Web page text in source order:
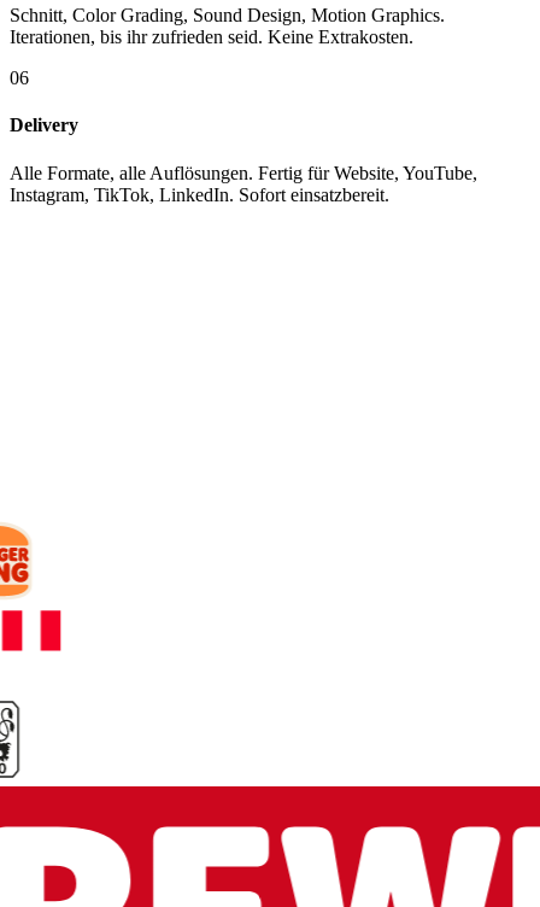
Schnitt, Color Grading, Sound Design, Motion Graphics.
Iterationen, bis ihr zufrieden seid. Keine Extrakosten.
06
Delivery
Alle Formate, alle Auflösungen. Fertig für Website, YouTube,
Instagram, TikTok, LinkedIn. Sofort einsatzbereit.